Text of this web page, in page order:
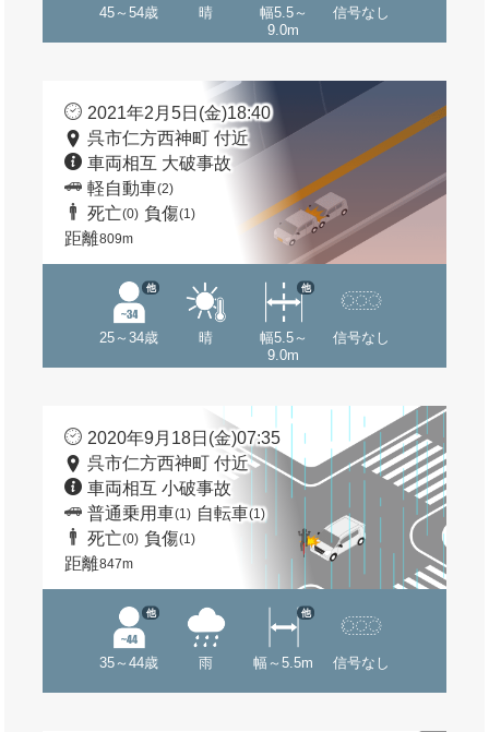
45～54歳 晴
幅5.5～
9.0m
信号なし
2021年2月5日(金)18:40
呉市仁方西神町 付近
車両相互 大破事故
軽自動車(2)
死亡(0) 負傷(1)
距離809m
25～34歳
他
晴
幅5.5～
9.0m
他
信号なし
2020年9月18日(金)07:35
呉市仁方西神町 付近
車両相互 小破事故
普通乗用車(1) 自転車(1)
死亡(0) 負傷(1)
距離847m
35～44歳
他
雨 幅～5.5m
他
信号なし